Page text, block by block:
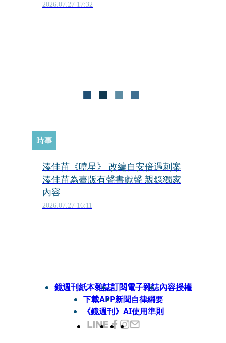
2026.07.27 17:32
時事
湊佳苗《曉星》 改編自安倍遇刺案
湊佳苗為臺版有聲書獻聲 親錄獨家
內容
2026.07.27 16:11
鏡週刊紙本雜誌訂閱電子雜誌內容授權
下載APP新聞自律綱要
《鏡週刊》AI使用準則